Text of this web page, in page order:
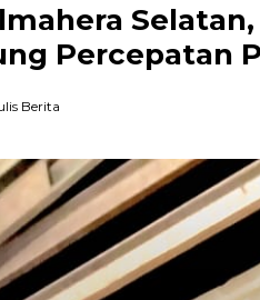
Percepatan
Berita